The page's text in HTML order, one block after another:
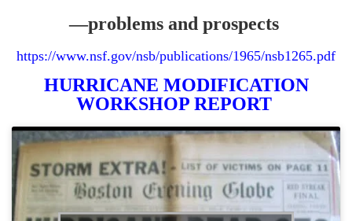
—problems and prospects
https://www.nsf.gov/nsb/publications/1965/nsb1265.pdf
HURRICANE MODIFICATION
WORKSHOP REPORT